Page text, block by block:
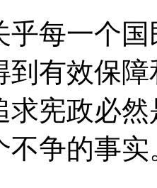
乎每一个
到有效保
求宪政必
不争的事实